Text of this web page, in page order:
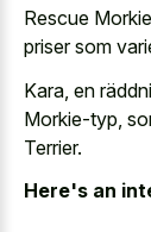
Rescue
priser som
Kara, en
Morkie-typ,
Terrier.
Here's an